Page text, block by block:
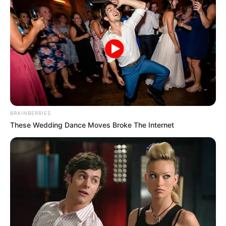
BRAINBERRIES
These Wedding Dance Moves Broke The Internet